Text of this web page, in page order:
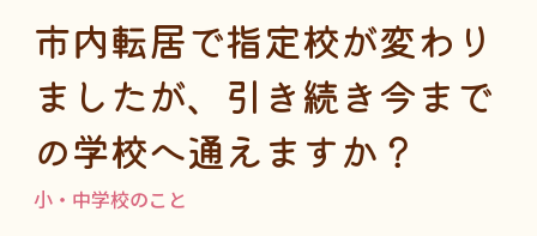
市内転居で指定校が変わり
ましたが、引き続き今まで
の学校へ通えますか？
小・中学校のこと